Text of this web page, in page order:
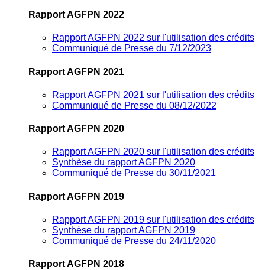
Rapport AGFPN 2022
Rapport AGFPN 2022 sur l'utilisation des crédits
Communiqué de Presse du 7/12/2023
Rapport AGFPN 2021
Rapport AGFPN 2021 sur l'utilisation des crédits
Communiqué de Presse du 08/12/2022
Rapport AGFPN 2020
Rapport AGFPN 2020 sur l'utilisation des crédits
Synthèse du rapport AGFPN 2020
Communiqué de Presse du 30/11/2021
Rapport AGFPN 2019
Rapport AGFPN 2019 sur l'utilisation des crédits
Synthèse du rapport AGFPN 2019
Communiqué de Presse du 24/11/2020
Rapport AGFPN 2018